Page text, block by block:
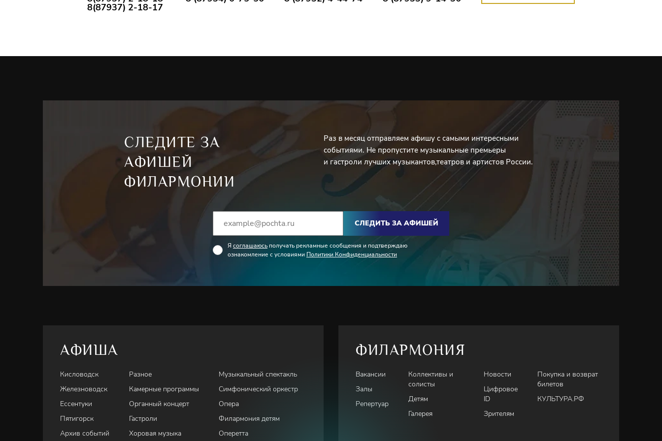
8(87937) 2-18-17
СЛЕДИТЕ ЗА
АФИШЕЙ
ФИЛАРМОНИИ
Раз в месяц отправляем афишу с самыми интересными
событиями. Не пропустите музыкальные премьеры
и гастроли лучших музыкантов,театров и артистов России.
СЛЕДИТЬ ЗА АФИШЕЙ
Я соглашаюсь получать рекламные сообщения и подтверждаю
ознакомление с условиями Политики Конфиденциальности
АФИША
Кисловодск
Железноводск
Ессентуки
Пятигорск
Архив событий
Разное
Камерные программы
Органный концерт
Гастроли
Хоровая музыка
Музыкальный спектакль
Симфонический оркестр
Опера
Филармония детям
Оперетта
ФИЛАРМОНИЯ
Вакансии
Залы
Репертуар
Коллективы и
солисты
Детям
Галерея
Новости
Цифровое
ID
Зрителям
Покупка и возврат
билетов
КУЛЬТУРА.РФ